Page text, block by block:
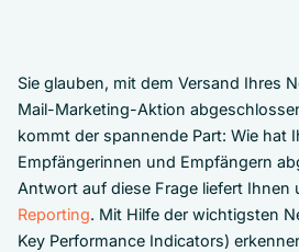
Sie glauben, mit dem Versand Ihres
Mail-Marketing-Aktion
kommt der spannende Part: Wie hat
Empfängerinnen und Empfängern
Antwort auf diese Frage liefert Ihnen
Reporting. Mit Hilfe der wichtigsten
Key Performance Indicators)